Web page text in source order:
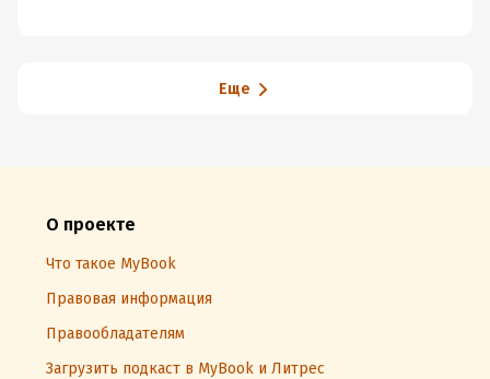
Еще
О проекте
Что такое MyBook
Правовая информация
Правообладателям
Загрузить подкаст в MyBook и Литрес